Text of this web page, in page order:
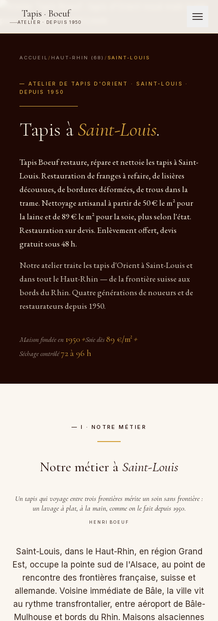
Tapis · Boeuf
ATELIER · DEPUIS 1950
ACCUEIL / HAUT-RHIN (68) / SAINT-LOUIS
— ATELIER DE TAPIS D'ORIENT · SAINT-LOUIS ·
DEPUIS 1950
Tapis à Saint-Louis.
Tapis Boeuf restaure, répare et nettoie les tapis à Saint-
Louis. Restauration de franges à refaire, de lisières
décousues, de bordures déformées, de trous dans la
trame. Nettoyage artisanal à partir de 50 € le m² pour
la laine et de 89 € le m² pour la soie, plus selon l'état.
Restauration sur devis. Enlèvement offert, devis
gratuit sous 48 h.
Notre atelier traite les tapis d'Orient à Saint-Louis et
dans tout le Haut-Rhin — de la frontière suisse aux
bords du Rhin. Quatre générations de noueurs et de
restaurateurs depuis 1950.
Maison fondée en 1950 ✦Soie dès 89 €/m² ✦
Séchage contrôlé72 à 96 h
— I · NOTRE MÉTIER
Notre métier à Saint-Louis
Un tapis qui voyage entre trois frontières mérite un soin sans frontière :
un lavage à plat, à la main, comme on le fait depuis 1950.
HENRI BOEUF
Saint-Louis, dans le Haut-Rhin, en région Grand
Est, occupe la pointe sud de l'Alsace, au point de
rencontre des frontières française, suisse et
allemande. Voisine immédiate de Bâle, la ville vit
au rythme transfrontalier, entre aéroport de Bâle-
Mulhouse et bords du Rhin. Maisons alsaciennes